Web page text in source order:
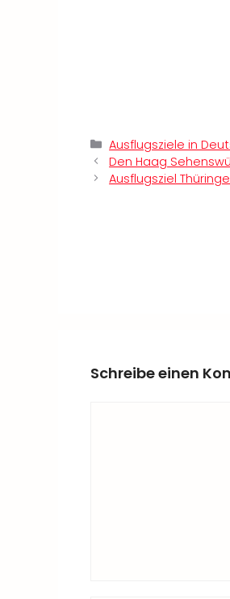
Kategorien
Ausflugsziele in
Den Haag
Ausflugsziel
Schreibe einen